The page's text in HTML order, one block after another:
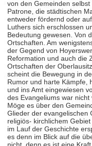
von den Gemeinden
Patrone, die städtischen
entweder fördernd oder
Luthers sich erschlossen
Bedeutung gewesen. Von
Ortschaften. Am
der Gegend von
Reformation und auch die
Ortschaften der
scheint die Bewegung in
Rumor und harte Kämpfe,
und ins Amt eingewiesen
des Evangeliums war
Möge es über den
Glieder der evangelischen
religiös- kirchlichem
im Lauf der Geschichte
es denn im Blick auf die